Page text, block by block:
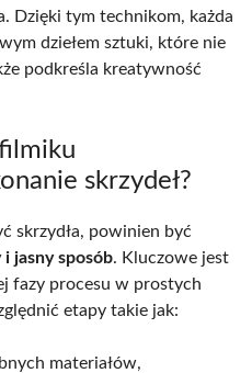
Dzięki tym technikom, każda
dziełem sztuki, które nie
podkreśla kreatywność
skrzydeł?
skrzydła, powinien być
jasny sposób. Kluczowe jest
fazy procesu w prostych
etapy takie jak:
materiałów,